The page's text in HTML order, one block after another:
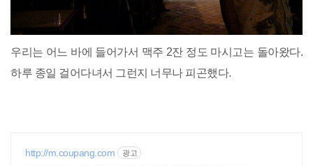
우리는 어느 바에 들어가서 맥주 2잔 정도 마시고는 돌아왔다.
하루 종일 걸어다녀서 그런지 너무나 피곤했다.
http://m.coupang.com 광고